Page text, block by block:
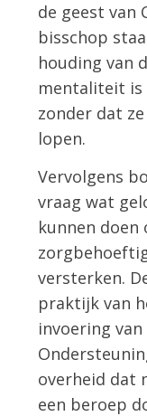
de geest van
bisschop
houding van
mentaliteit is
zonder dat
lopen.
Vervolgens
vraag wat
kunnen doen
versterken.
praktijk van
invoering
overheid dat
een beroep